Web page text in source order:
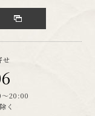
せ
20:00
く